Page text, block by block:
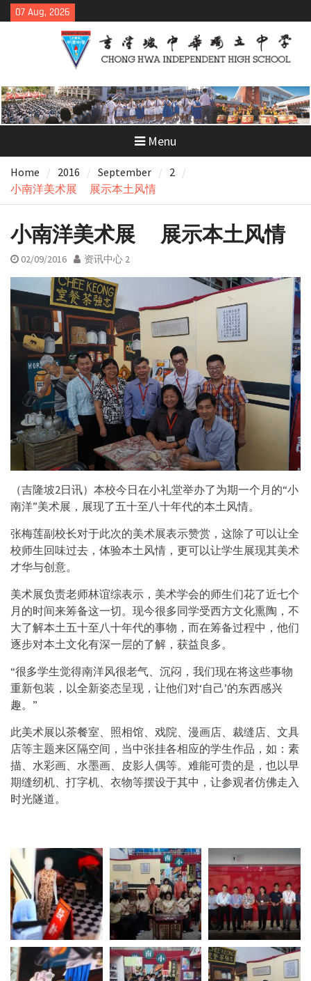
Skip
to
07 Aug, 2026
Menu
Home 2016 September
2
小南洋美术展 展示本土风情
小南洋美术展 展示本土风情
02/09/2016 资讯中心 2
（吉隆坡2日讯）本校今日在小礼堂举办了为期一个月的“小
南洋”美术展，展现了五十至八十年代的本土风情。
张梅莲副校长对于此次的美术展表示赞赏，这除了可以让全
校师生回味过去，体验本土风情，更可以让学生展现其美术
才华与创意。
美术展负责老师林谊综表示，美术学会的师生们花了近七个
月的时间来筹备这一切。现今很多同学受西方文化熏陶，不
大了解本土五十至八十年代的事物，而在筹备过程中，他们
逐步对本土文化有深一层的了解，获益良多。
“很多学生觉得南洋风很老气、沉闷，我们现在将这些事物
重新包装，以全新姿态呈现，让他们对‘自己’的东西感兴
趣。”
此美术展以茶餐室、照相馆、戏院、漫画店、裁缝店、文具
店等主题来区隔空间，当中张挂各相应的学生作品，如：素
描、水彩画、水墨画、皮影人偶等。难能可贵的是，也以早
期缝纫机、打字机、衣物等摆设于其中，让参观者仿佛走入
时光隧道。